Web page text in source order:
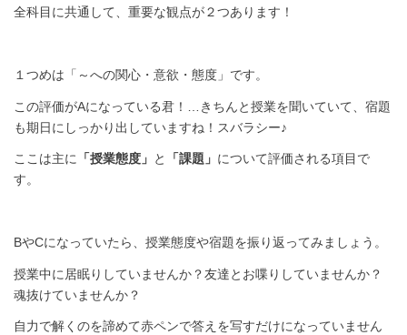
全科目に共通して、重要な観点が２つあります！
１つめは「～への関心・意欲・態度」です。
この評価がAになっている君！…きちんと授業を聞いていて、宿題
も期日にしっかり出していますね！スバラシー♪
ここは主に 「授業態度」 と 「課題」 について評価される項目で
す。
BやCになっていたら、授業態度や宿題を振り返ってみましょう。
授業中に居眠りしていませんか？友達とお喋りしていませんか？
魂抜けていませんか？
自力で解くのを諦めて赤ペンで答えを写すだけになっていません